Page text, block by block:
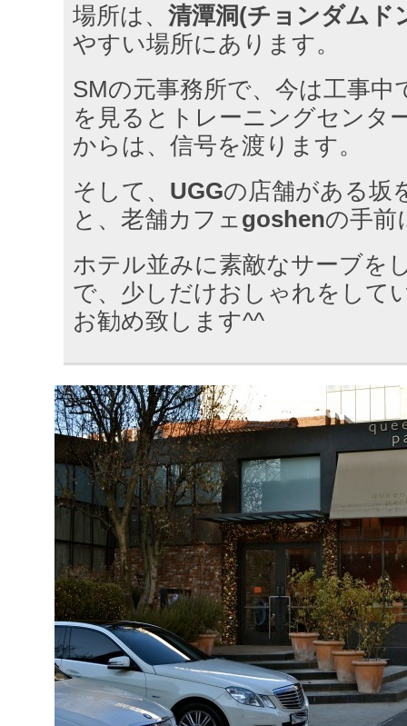
場所は、 清潭洞(チョンダムド
やすい場所にあります。
SMの元事務所で、今は工事中
を見るとトレーニングセンタ
からは、信号を渡ります。
そして、 UGGの店舗がある坂
と、老舗カフェgoshenの手前
ホテル並みに素敵なサーブを
で、少しだけおしゃれをして
お勧め致します^^